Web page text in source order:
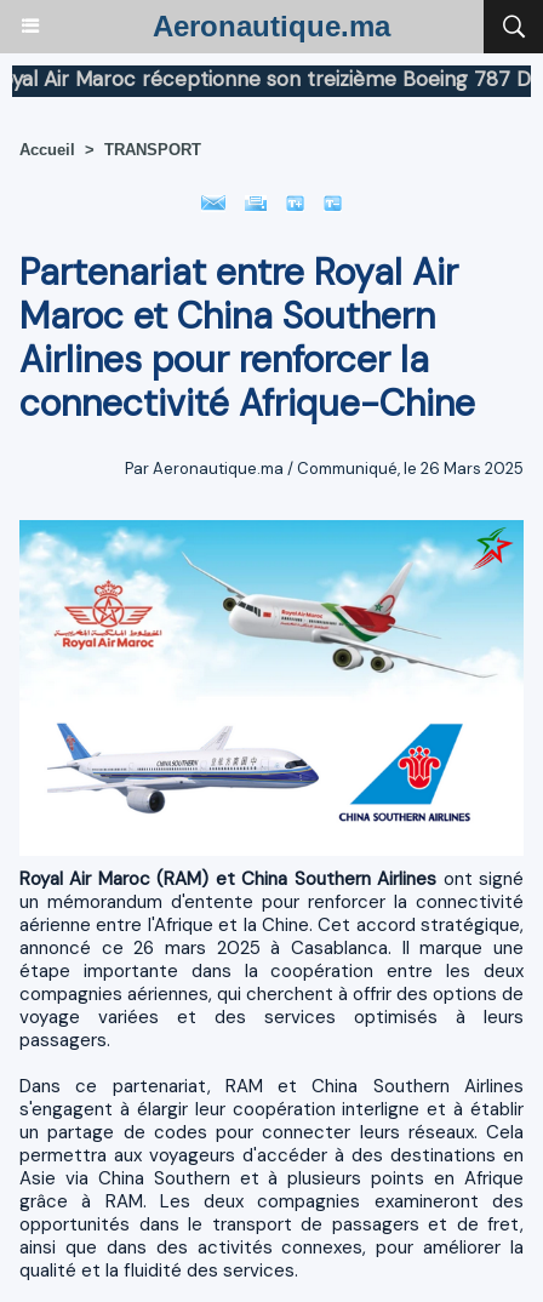
Aeronautique.ma
Maroc réceptionne son treizième Boeing 787
Accueil > TRANSPORT
Partenariat entre Royal Air
Maroc et China Southern
Airlines pour renforcer la
connectivité Afrique-Chine
Par Aeronautique.ma / Communiqué, le 26 Mars 2025
Royal Air Maroc (RAM) et China Southern Airlines ont signé
un mémorandum d'entente pour renforcer la connectivité
aérienne entre l'Afrique et la Chine. Cet accord stratégique,
annoncé ce 26 mars 2025 à Casablanca. Il marque une
étape importante dans la coopération entre les deux
compagnies aériennes, qui cherchent à offrir des options de
voyage variées et des services optimisés à leurs
passagers.
Dans ce partenariat, RAM et China Southern Airlines
s'engagent à élargir leur coopération interligne et à établir
un partage de codes pour connecter leurs réseaux. Cela
permettra aux voyageurs d'accéder à des destinations en
Asie via China Southern et à plusieurs points en Afrique
grâce à RAM. Les deux compagnies examineront des
opportunités dans le transport de passagers et de fret,
ainsi que dans des activités connexes, pour améliorer la
qualité et la fluidité des services.